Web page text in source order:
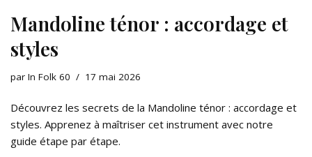
Mandoline ténor : accordage et
styles
par In Folk 60 17 mai 2026
Découvrez les secrets de la Mandoline ténor : accordage et
styles. Apprenez à maîtriser cet instrument avec notre
guide étape par étape.